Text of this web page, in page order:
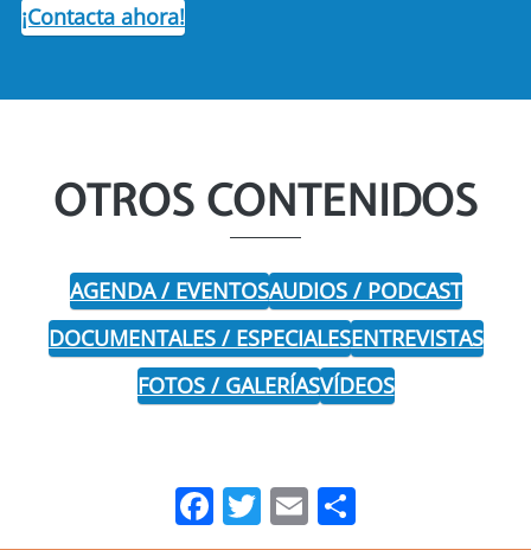
¡Contacta ahora!
OTROS CONTENIDOS
AGENDA / EVENTOSAUDIOS / PODCAST
DOCUMENTALES / ESPECIALESENTREVISTAS
FOTOS / GALERÍASVÍDEOS
Facebook
Twitter
Email